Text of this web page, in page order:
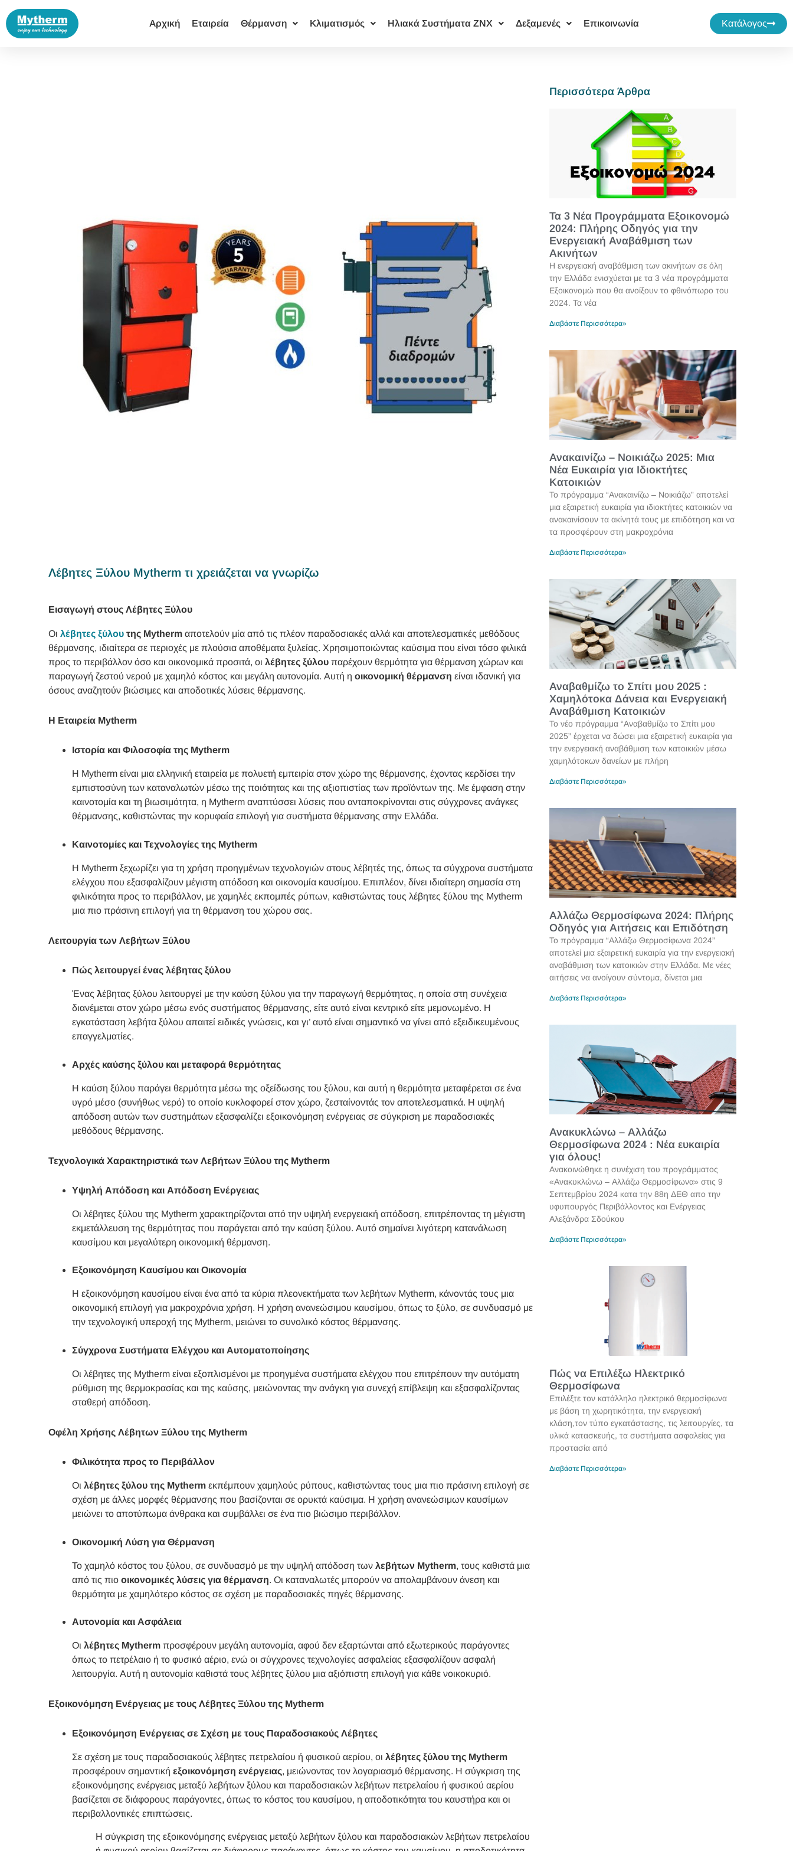
Αρχική Εταιρεία Θέρμανση Κλιματισμός Ηλιακά Συστήματα ΖΝΧ Δεξαμενές Επικοινωνία Κατάλογος
Λέβητες Ξύλου Mytherm τι χρειάζεται να γνωρίζω
Εισαγωγή στους Λέβητες Ξύλου
Οι λέβητες ξύλου της Mytherm αποτελούν μία από τις πλέον παραδοσιακές αλλά και αποτελεσματικές μεθόδους
θέρμανσης, ιδιαίτερα σε περιοχές με πλούσια αποθέματα ξυλείας. Χρησιμοποιώντας καύσιμα που είναι τόσο φιλικά
προς το περιβάλλον όσο και οικονομικά προσιτά, οι λέβητες ξύλου παρέχουν θερμότητα για θέρμανση χώρων και
παραγωγή ζεστού νερού με χαμηλό κόστος και μεγάλη αυτονομία. Αυτή η οικονομική θέρμανση είναι ιδανική για
όσους αναζητούν βιώσιμες και αποδοτικές λύσεις θέρμανσης.
Η Εταιρεία Mytherm
Ιστορία και Φιλοσοφία της Mytherm
Η Mytherm είναι μια ελληνική εταιρεία με πολυετή εμπειρία στον χώρο της θέρμανσης, έχοντας κερδίσει την
εμπιστοσύνη των καταναλωτών μέσω της ποιότητας και της αξιοπιστίας των προϊόντων της. Με έμφαση στην
καινοτομία και τη βιωσιμότητα, η Mytherm αναπτύσσει λύσεις που ανταποκρίνονται στις σύγχρονες ανάγκες
θέρμανσης, καθιστώντας την κορυφαία επιλογή για συστήματα θέρμανσης στην Ελλάδα.
Καινοτομίες και Τεχνολογίες της Mytherm
Η Mytherm ξεχωρίζει για τη χρήση προηγμένων τεχνολογιών στους λέβητές της, όπως τα σύγχρονα συστήματα
ελέγχου που εξασφαλίζουν μέγιστη απόδοση και οικονομία καυσίμου. Επιπλέον, δίνει ιδιαίτερη σημασία στη
φιλικότητα προς το περιβάλλον, με χαμηλές εκπομπές ρύπων, καθιστώντας τους λέβητες ξύλου της Mytherm
μια πιο πράσινη επιλογή για τη θέρμανση του χώρου σας.
Λειτουργία των Λεβήτων Ξύλου
Πώς λειτουργεί ένας λέβητας ξύλου
Ένας λέβητας ξύλου λειτουργεί με την καύση ξύλου για την παραγωγή θερμότητας, η οποία στη συνέχεια
διανέμεται στον χώρο μέσω ενός συστήματος θέρμανσης, είτε αυτό είναι κεντρικό είτε μεμονωμένο. Η
εγκατάσταση λεβήτα ξύλου απαιτεί ειδικές γνώσεις, και γι’ αυτό είναι σημαντικό να γίνει από εξειδικευμένους
επαγγελματίες.
Αρχές καύσης ξύλου και μεταφορά θερμότητας
Η καύση ξύλου παράγει θερμότητα μέσω της οξείδωσης του ξύλου, και αυτή η θερμότητα μεταφέρεται σε ένα
υγρό μέσο (συνήθως νερό) το οποίο κυκλοφορεί στον χώρο, ζεσταίνοντάς τον αποτελεσματικά. Η υψηλή
απόδοση αυτών των συστημάτων εξασφαλίζει εξοικονόμηση ενέργειας σε σύγκριση με παραδοσιακές
μεθόδους θέρμανσης.
Τεχνολογικά Χαρακτηριστικά των Λεβήτων Ξύλου της Mytherm
Υψηλή Απόδοση και Απόδοση Ενέργειας
Οι λέβητες ξύλου της Mytherm χαρακτηρίζονται από την υψηλή ενεργειακή απόδοση, επιτρέποντας τη μέγιστη
εκμετάλλευση της θερμότητας που παράγεται από την καύση ξύλου. Αυτό σημαίνει λιγότερη κατανάλωση
καυσίμου και μεγαλύτερη οικονομική θέρμανση.
Εξοικονόμηση Καυσίμου και Οικονομία
Η εξοικονόμηση καυσίμου είναι ένα από τα κύρια πλεονεκτήματα των λεβήτων Mytherm, κάνοντάς τους μια
οικονομική επιλογή για μακροχρόνια χρήση. Η χρήση ανανεώσιμου καυσίμου, όπως το ξύλο, σε συνδυασμό με
την τεχνολογική υπεροχή της Mytherm, μειώνει το συνολικό κόστος θέρμανσης.
Σύγχρονα Συστήματα Ελέγχου και Αυτοματοποίησης
Οι λέβητες της Mytherm είναι εξοπλισμένοι με προηγμένα συστήματα ελέγχου που επιτρέπουν την αυτόματη
ρύθμιση της θερμοκρασίας και της καύσης, μειώνοντας την ανάγκη για συνεχή επίβλεψη και εξασφαλίζοντας
σταθερή απόδοση.
Οφέλη Χρήσης Λέβητων Ξύλου της Mytherm
Φιλικότητα προς το Περιβάλλον
Οι λέβητες ξύλου της Mytherm εκπέμπουν χαμηλούς ρύπους, καθιστώντας τους μια πιο πράσινη επιλογή σε
σχέση με άλλες μορφές θέρμανσης που βασίζονται σε ορυκτά καύσιμα. Η χρήση ανανεώσιμων καυσίμων
μειώνει το αποτύπωμα άνθρακα και συμβάλλει σε ένα πιο βιώσιμο περιβάλλον.
Οικονομική Λύση για Θέρμανση
Το χαμηλό κόστος του ξύλου, σε συνδυασμό με την υψηλή απόδοση των λεβήτων Mytherm, τους καθιστά μια
από τις πιο οικονομικές λύσεις για θέρμανση. Οι καταναλωτές μπορούν να απολαμβάνουν άνεση και
θερμότητα με χαμηλότερο κόστος σε σχέση με παραδοσιακές πηγές θέρμανσης.
Αυτονομία και Ασφάλεια
Οι λέβητες Mytherm προσφέρουν μεγάλη αυτονομία, αφού δεν εξαρτώνται από εξωτερικούς παράγοντες
όπως το πετρέλαιο ή το φυσικό αέριο, ενώ οι σύγχρονες τεχνολογίες ασφαλείας εξασφαλίζουν ασφαλή
λειτουργία. Αυτή η αυτονομία καθιστά τους λέβητες ξύλου μια αξιόπιστη επιλογή για κάθε νοικοκυριό.
Εξοικονόμηση Ενέργειας με τους Λέβητες Ξύλου της Mytherm
Εξοικονόμηση Ενέργειας σε Σχέση με τους Παραδοσιακούς Λέβητες
Σε σχέση με τους παραδοσιακούς λέβητες πετρελαίου ή φυσικού αερίου, οι λέβητες ξύλου της Mytherm
προσφέρουν σημαντική εξοικονόμηση ενέργειας, μειώνοντας τον λογαριασμό θέρμανσης. Η σύγκριση της
εξοικονόμησης ενέργειας μεταξύ λεβήτων ξύλου και παραδοσιακών λεβήτων πετρελαίου ή φυσικού αερίου
βασίζεται σε διάφορους παράγοντες, όπως το κόστος του καυσίμου, η αποδοτικότητα του καυστήρα και οι
περιβαλλοντικές επιπτώσεις.
Η σύγκριση της εξοικονόμησης ενέργειας μεταξύ λεβήτων ξύλου και παραδοσιακών λεβήτων πετρελαίου
Περισσότερα Άρθρα
Τα 3 Νέα Προγράμματα Εξοικονομώ
2024: Πλήρης Οδηγός για την
Ενεργειακή Αναβάθμιση των
Ακινήτων
Η ενεργειακή αναβάθμιση των ακινήτων σε όλη
την Ελλάδα ενισχύεται με τα 3 νέα προγράμματα
Εξοικονομώ που θα ανοίξουν το φθινόπωρο του
2024. Τα νέα
Διαβάστε Περισσότερα»
Ανακαινίζω – Νοικιάζω 2025: Μια
Νέα Ευκαιρία για Ιδιοκτήτες
Κατοικιών
Το πρόγραμμα “Ανακαινίζω – Νοικιάζω” αποτελεί
μια εξαιρετική ευκαιρία για ιδιοκτήτες κατοικιών να
ανακαινίσουν τα ακίνητά τους με επιδότηση και να
τα προσφέρουν στη μακροχρόνια
Διαβάστε Περισσότερα»
Αναβαθμίζω το Σπίτι μου 2025 :
Χαμηλότοκα Δάνεια και Ενεργειακή
Αναβάθμιση Κατοικιών
Το νέο πρόγραμμα “Αναβαθμίζω το Σπίτι μου
2025” έρχεται να δώσει μια εξαιρετική ευκαιρία για
την ενεργειακή αναβάθμιση των κατοικιών μέσω
χαμηλότοκων δανείων με πλήρη
Διαβάστε Περισσότερα»
Αλλάζω Θερμοσίφωνα 2024: Πλήρης
Οδηγός για Αιτήσεις και Επιδότηση
Το πρόγραμμα “Αλλάζω Θερμοσίφωνα 2024”
αποτελεί μια εξαιρετική ευκαιρία για την ενεργειακή
αναβάθμιση των κατοικιών στην Ελλάδα. Με νέες
αιτήσεις να ανοίγουν σύντομα, δίνεται μια
Διαβάστε Περισσότερα»
Ανακυκλώνω – Αλλάζω
Θερμοσίφωνα 2024 : Νέα ευκαιρία
για όλους!
Ανακοινώθηκε η συνέχιση του προγράμματος
«Ανακυκλώνω – Αλλάζω Θερμοσίφωνα» στις 9
Σεπτεμβρίου 2024 κατα την 88η ΔΕΘ απο την
υφυπουργός Περιβάλλοντος και Ενέργειας
Αλεξάνδρα Σδούκου
Διαβάστε Περισσότερα»
Πώς να Επιλέξω Ηλεκτρικό
Θερμοσίφωνα
Επιλέξτε τον κατάλληλο ηλεκτρικό θερμοσίφωνα
με βάση τη χωρητικότητα, την ενεργειακή
κλάση,τον τύπο εγκατάστασης, τις λειτουργίες, τα
υλικά κατασκευής, τα συστήματα ασφαλείας για
προστασία από
Διαβάστε Περισσότερα»